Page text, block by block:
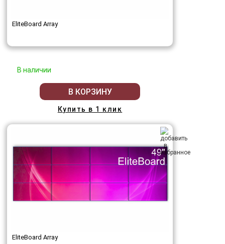
EliteBoard Array
В наличии
В КОРЗИНУ
Купить в 1 клик
EliteBoard Array